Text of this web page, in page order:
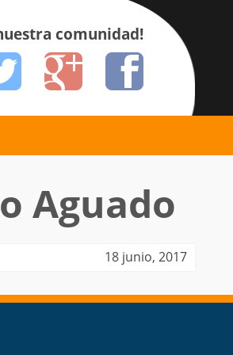
comunidad!
Aguado
18 junio, 2017